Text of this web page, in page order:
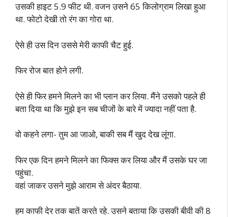
उसकी हाइट 5.9 फीट थी. वजन उसने 65 किलोग्राम लिखा हुआ
था. फोटो देखी तो रंग का गोरा था.
ऐसे ही उस दिन उससे मेरी काफी चैट हुई.
फिर रोज बात होने लगी.
ऐसे ही फिर हमने मिलने का भी प्लान कर लिया. मैंने उसको पहले ही
बता दिया था कि मुझे इन सब चीजों के बारे में ज्यादा नहीं पता है.
वो कहने लगा- तुम आ जाओ, बाकी सब मैं खुद देख लूंगा.
फिर एक दिन हमने मिलने का फिक्स कर लिया और मैं उसके घर जा
पहुंचा.
वहां जाकर उसने मुझे आराम से अंदर बैठाया.
हम काफी देर तक बातें करते रहे. उसने बताया कि उसकी बीवी की 8